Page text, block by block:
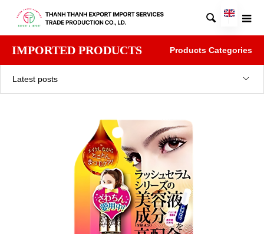

IMPORTED PRODUCTS Products Categories
Latest posts